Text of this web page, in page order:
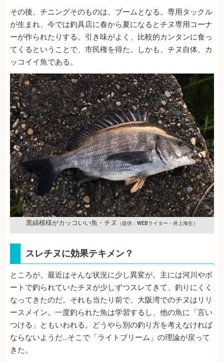
その後、チニングそのものは、ブームとなる。専用タックル
が生まれ、今では釣具店に春から夏になるとチヌ専用コーナ
ーが作られたりする。引き味がよく、比較的カンタンに食っ
てくるということで、市民権を得た。しかも、チヌ自体、カ
ッコイイ魚である。
黒縞模様がカッコいい魚・チヌ （提供：WEBライター・井上海生）
スレチヌに効果テキメン？
ところが、最近はそんな状況に少し異変が。主には河川やボ
ートで釣られていたチヌが少しずつスレてきて、釣りにくく
なってきたのだ。それも当たり前で、大阪湾でのチヌはリリ
ースメイン。一度釣られた魚は学習するし、他の魚に「言い
つける」ともいわれる。どうやら別の釣り方を考えなければ
ならないようだ…そこで「ライトブリーム」の理論が戻って
きた。